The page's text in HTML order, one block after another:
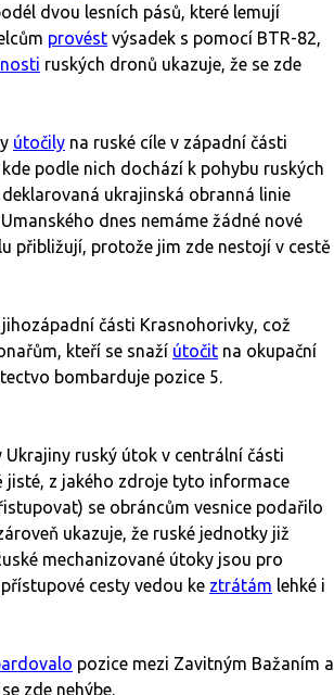
dvou lesních pásů, které lemují
provést výsadek s pomocí BTR-82,
ruských dronů ukazuje, že se zde
útočily na ruské cíle v západní části
kde podle nich dochází k pohybu ruských
ukrajinská obranná linie
dnes nemáme žádné nové
přibližují, protože jim zde nestojí v cestě
části Krasnohorivky, což
kteří se snaží útočit na okupační
bombarduje pozice 5.
Ukrajiny ruský útok v centrální části
jisté, z jakého zdroje tyto informace
se obráncům vesnice podařilo
ukazuje, že ruské jednotky již
mechanizované útoky jsou pro
cesty vedou ke ztrátám lehké i
pozice mezi Zavitným Bažaním a
zde nehýbe.